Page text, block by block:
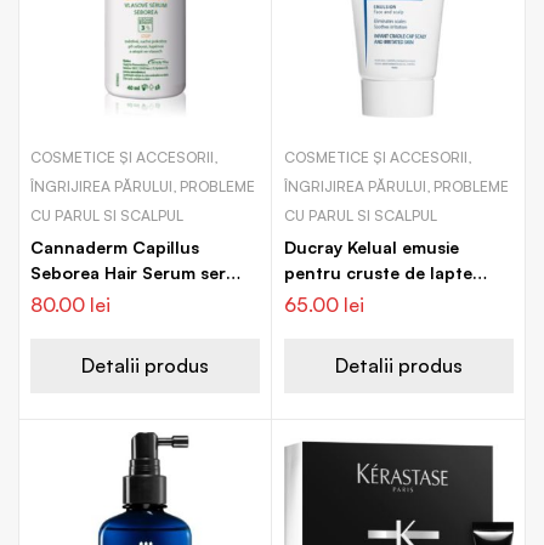
COSMETICE ȘI ACCESORII,
ÎNGRIJIREA PĂRULUI, PROBLEME
CU PARUL SI SCALPUL
Cannaderm Capillus
Seborea Hair Serum ser
activ pentru un scalp
80.00 lei
Detalii produs
COSMETICE ȘI ACCESORII,
ÎNGRIJIREA PĂRULUI, PROBLEME
CU PARUL SI SCALPUL
Ducray Kelual emusie
pentru cruste de lapte
pentru nou-nascuti si copii
65.00 lei
Detalii produs